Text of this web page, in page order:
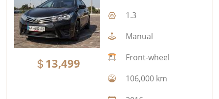
13,499
1.3
Manual
Front-wheel
106,000 km